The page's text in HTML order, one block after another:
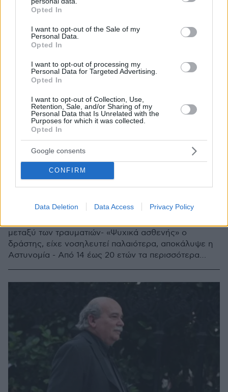
grant or deny consent to Google and its third-party tags to
use your data for below specified purposes in below Google
consent section.
Opted In
I want to opt-out of the Sale of my
Personal Data.
Opted In
I want to opt-out of processing my
Personal Data for Targeted Advertising.
Opted In
I want to opt-out of Collection, Use,
Retention, Sale, and/or Sharing of my
Personal Data that Is Unrelated with the
Purposes for which it was collected.
Opted In
Google consents
CONFIRM
Data Deletion Data Access Privacy Policy
Μόναχο: 17χρονος Έλληνας ανάμεσα στα θύματα του
Πυροβολήθηκε δύο φορές από το δράστη, αφού είχε
μεταξύ των τραυματιών- «Ψυχικά ασθενής» ο
δράστης, είχε νοσηλευτεί παλαιότερα, αποκάλυψε η
Αστυνομία - Από 14 έως 20 ετών τα περισσότερα
23.07.2016, 16:17 93